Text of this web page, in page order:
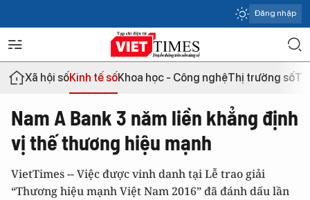
Đăng nhập
Xã hội sốKinh tế sốKhoa học - Công nghệThị trường số
Nam A Bank 3 năm liền khẳng định
vị thế thương hiệu mạnh
VietTimes -- Việc được vinh danh tại Lễ trao giải
“Thương hiệu mạnh Việt Nam 2016” đã đánh dấu lần